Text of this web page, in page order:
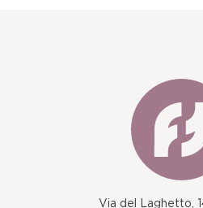
Via del Laghetto,